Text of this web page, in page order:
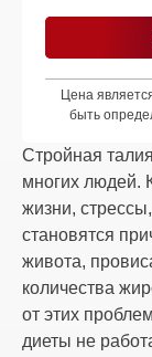
Цена
быть
Стройная
многих людей.
жизни,
становятся
живота,
количества
от этих
диеты не